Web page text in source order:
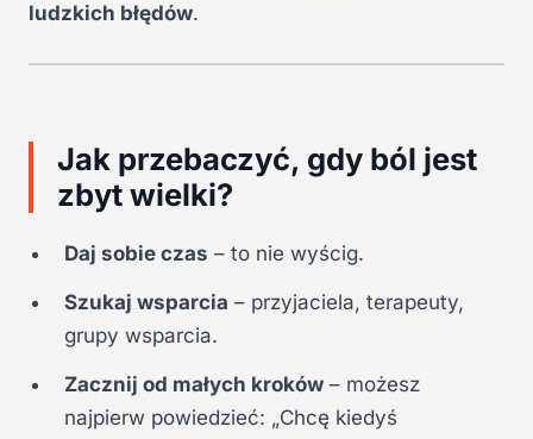
ludzkich błędów.
Jak przebaczyć, gdy ból jest
zbyt wielki?
Daj sobie czas – to nie wyścig.
Szukaj wsparcia – przyjaciela, terapeuty,
grupy wsparcia.
Zacznij od małych kroków – możesz
najpierw powiedzieć: „Chcę kiedyś